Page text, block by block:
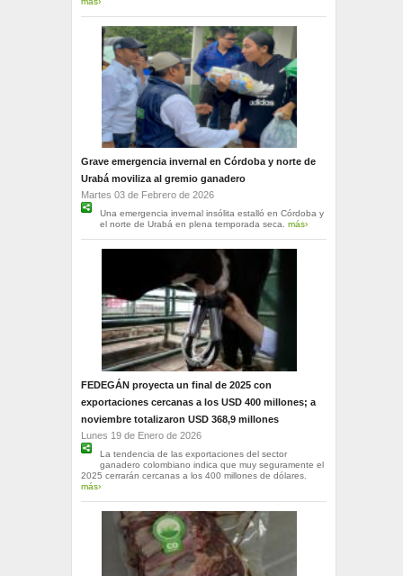
Grave emergencia invernal en Córdoba y norte de
Urabá moviliza al gremio ganadero
Martes 03 de Febrero de 2026
Una emergencia invernal insólita estalló en Córdoba y
el norte de Urabá en plena temporada seca. más›
FEDEGÁN proyecta un final de 2025 con
exportaciones cercanas a los USD 400 millones; a
noviembre totalizaron USD 368,9 millones
Lunes 19 de Enero de 2026
La tendencia de las exportaciones del sector
ganadero colombiano indica que muy seguramente el
2025 cerrarán cercanas a los 400 millones de dólares.
más›